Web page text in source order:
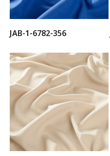
JAB-1-6782-356